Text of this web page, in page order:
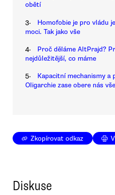
obětí
3.
Homofobie je pro vládu
moci. Tak jako vše
4.
Proč děláme AltPrajd?
nejdůležitější, co máme
5.
Kapacitní mechanismy a
Oligarchie zase obere nás
Zkopírovat odkaz
Diskuse